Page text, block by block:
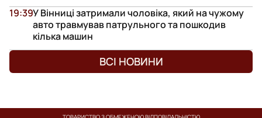
У Вінниці затримали чоловіка, який на чужому
авто травмував патрульного та пошкодив
кілька машин
19:39
ВСІ НОВИНИ